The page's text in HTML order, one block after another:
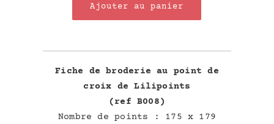
La
Ajouter au panier
Fiche de broderie au point de
croix de Lilipoints
(ref B008)
Nombre de points : 175 x 179